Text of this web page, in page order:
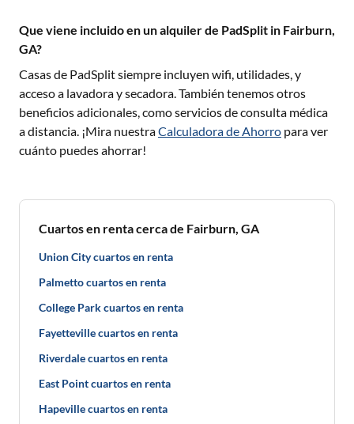
Que viene incluido en un alquiler de PadSplit in Fairburn,
GA?
Casas de PadSplit siempre incluyen wifi, utilidades, y
acceso a lavadora y secadora. También tenemos otros
beneficios adicionales, como servicios de consulta médica
a distancia. ¡Mira nuestraCalculadora de Ahorro para ver
cuánto puedes ahorrar!
Cuartos en renta cerca de Fairburn, GA
Union City cuartos en renta
Palmetto cuartos en renta
College Park cuartos en renta
Fayetteville cuartos en renta
Riverdale cuartos en renta
East Point cuartos en renta
Hapeville cuartos en renta